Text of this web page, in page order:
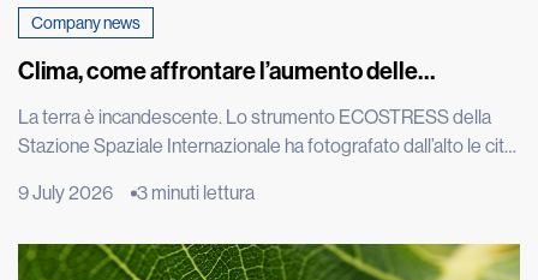
Company news
Clima, come affrontare l’aumento delle
La terra è incandescente. Lo strumento ECOSTRESS della
Stazione Spaziale Internazionale ha fotografato dall’alto le città
decenni e le immagini satellitari di Roma, Parigi e Madrid
nel cemento è visibile persino dallo spazio. L’effetto isola di
9 July 2026 3 minuti lettura